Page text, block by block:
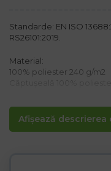
Afișează descrierea
Standarde: EN ISO
RS26101:2019.
Material:
100% poliester 240 g/m2
Caracteristici:
– Urechile și husa
– Perfect potrivit pentru